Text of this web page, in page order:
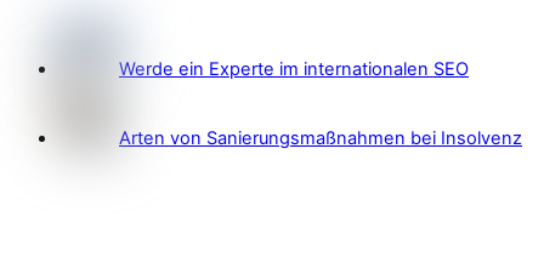
Werde ein Experte im internationalen SEO
Arten von Sanierungsmaßnahmen bei Insolvenz